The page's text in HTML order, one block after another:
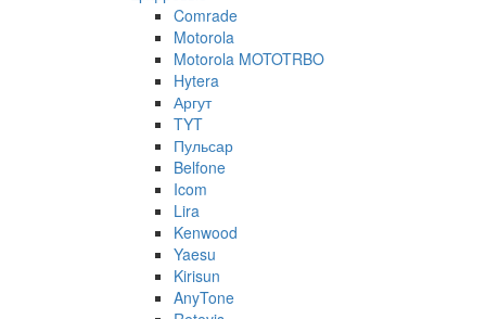
Comrade
Motorola
Motorola MOTOTRBO
Hytera
Аргут
TYT
Пульсар
Belfone
Icom
Lira
Kenwood
Yaesu
Kirisun
AnyTone